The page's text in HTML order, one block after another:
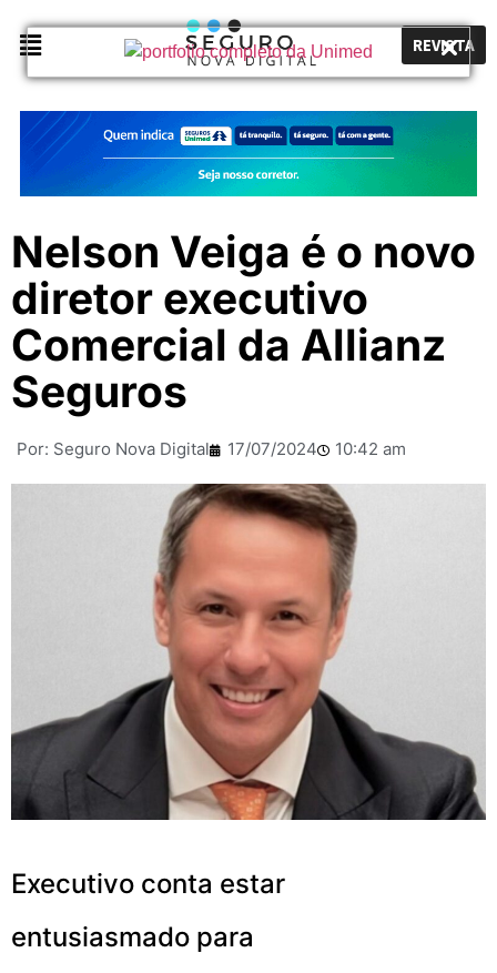
REVISTA
Nelson Veiga é o novo
diretor executivo
Comercial da Allianz
Seguros
Por: Seguro Nova Digital 17/07/2024 10:42 am
Executivo conta estar
entusiasmado para